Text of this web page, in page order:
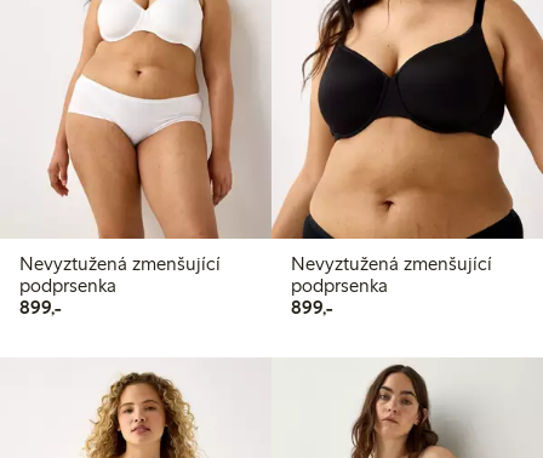
Nevyztužená zmenšující
podprsenka
899,-899,00 Kč
Nevyztužená zmenšující
podprsenka
899,-899,00 Kč